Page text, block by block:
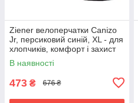
Ziener велоперчатки Canizo
Jr, персиковий синій, XL - для
хлопчиків, комфорт і захист
В наявності
473 ₴ 676 ₴